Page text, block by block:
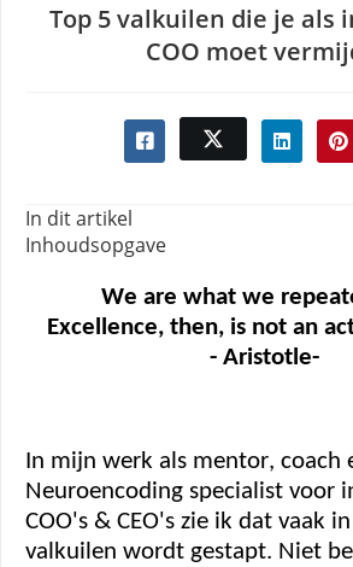
Top 5 valkuilen die je als
COO moet
In dit artikel
Inhoudsopgave
We are what we
Excellence, then, is not an
- Aristotle-
In mijn werk als mentor, coach
Neuroencoding specialist voor
COO's & CEO's zie ik dat vaak
valkuilen wordt gestapt. Niet